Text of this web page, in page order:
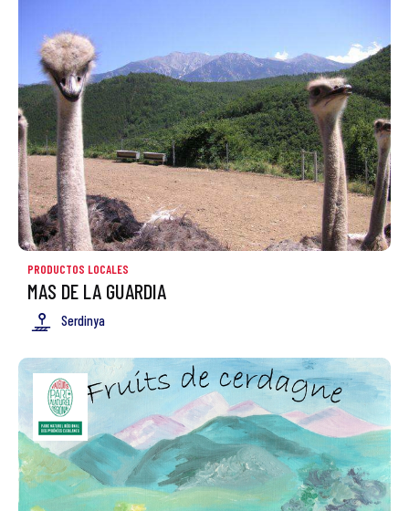
PRODUCTOS LOCALES
MAS DE LA GUARDIA
Serdinya